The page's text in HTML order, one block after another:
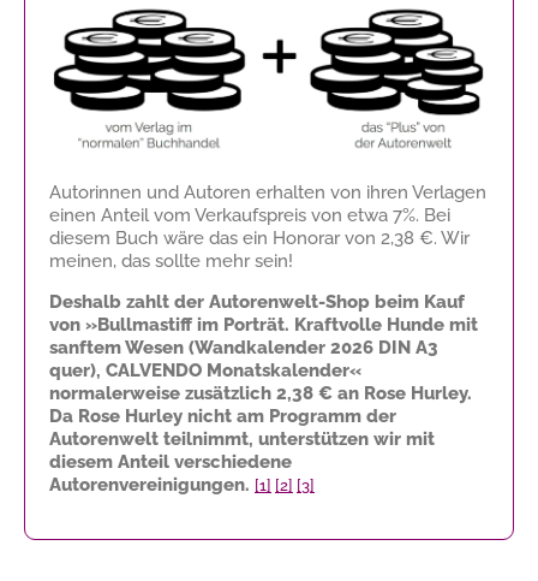
Autorinnen und Autoren erhalten von ihren Verlagen
einen Anteil vom Verkaufspreis von etwa 7%. Bei
diesem Buch wäre das ein Honorar von 2,38 €. Wir
meinen, das sollte mehr sein!
Deshalb zahlt der Autorenwelt-Shop beim Kauf
von »Bullmastiff im Porträt. Kraftvolle Hunde mit
sanftem Wesen (Wandkalender 2026 DIN A3
quer), CALVENDO Monatskalender«
normalerweise zusätzlich 2,38 € an Rose Hurley.
Da Rose Hurley nicht am Programm der
Autorenwelt teilnimmt, unterstützen wir mit
diesem Anteil verschiedene
Autorenvereinigungen. [1] [2] [3]